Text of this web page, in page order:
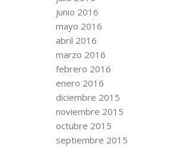
junio 2016
mayo 2016
abril 2016
marzo 2016
febrero 2016
enero 2016
diciembre 2015
noviembre 2015
octubre 2015
septiembre 2015